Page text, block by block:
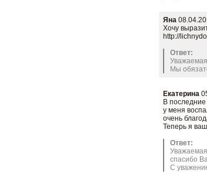
Яна
Хочу
http://
Ответ:
Мы
Екатерина
В
у меня
очень
Теперь я
Ответ:
спасибо
С